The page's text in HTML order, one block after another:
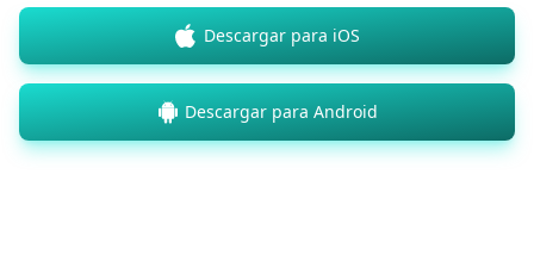
Descargar para iOS
Descargar para Android